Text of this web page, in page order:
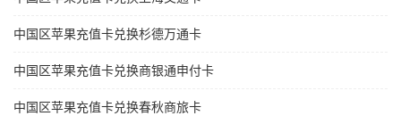
中国区苹果充值卡兑换杉德万通卡
中国区苹果充值卡兑换商银通申付卡
中国区苹果充值卡兑换春秋商旅卡